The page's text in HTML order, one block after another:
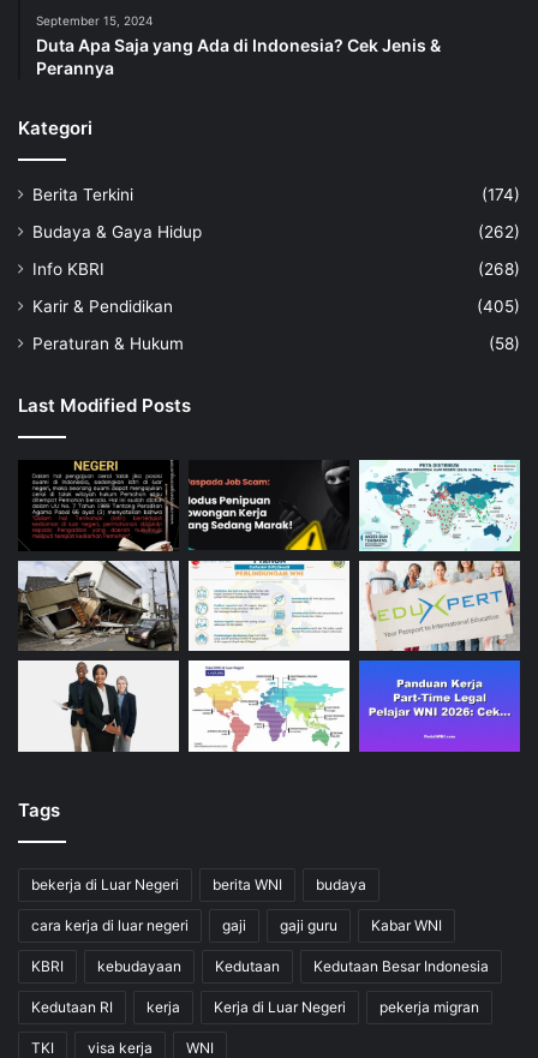
September 15, 2024
Duta Apa Saja yang Ada di Indonesia? Cek Jenis &
Perannya
Kategori
Berita Terkini
(174)
Budaya & Gaya Hidup
(262)
Info KBRI
(268)
Karir & Pendidikan
(405)
Peraturan & Hukum
(58)
Last Modified Posts
Tags
bekerja di Luar Negeri berita WNI budaya
cara kerja di luar negeri gaji gaji guru Kabar WNI
KBRI kebudayaan Kedutaan Kedutaan Besar Indonesia
Kedutaan RI kerja Kerja di Luar Negeri pekerja migran
TKI visa kerja WNI